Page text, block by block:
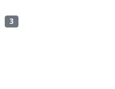
3